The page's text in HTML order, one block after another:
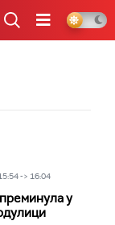
-> 16:04
у